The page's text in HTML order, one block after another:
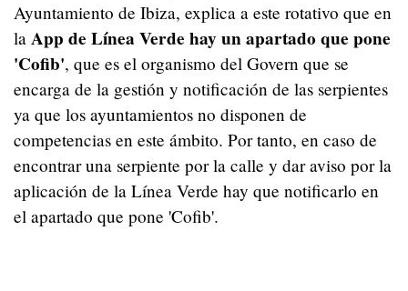
Ayuntamiento de Ibiza, explica a este rotativo que en
la App de Línea Verde hay un apartado que pone
'Cofib', que es el organismo del Govern que se
encarga de la gestión y notificación de las serpientes
ya que los ayuntamientos no disponen de
competencias en este ámbito. Por tanto, en caso de
encontrar una serpiente por la calle y dar aviso por la
aplicación de la Línea Verde hay que notificarlo en
el apartado que pone 'Cofib'.